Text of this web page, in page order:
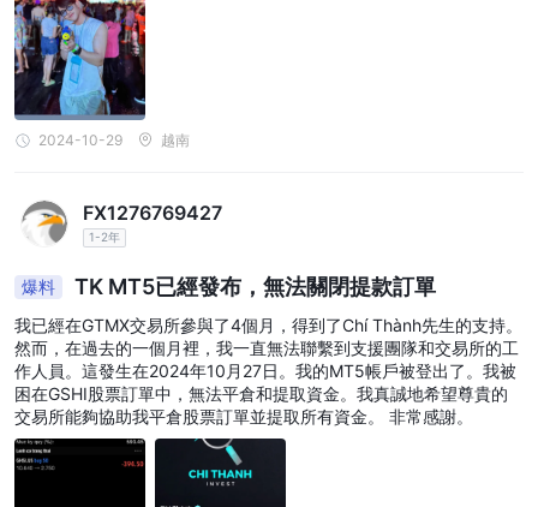
GTMX是否受到監管？
否，GTMX未受監管，這意味著它在已建立的金融保障範圍之外運
作。
GTMX的存款和提款方式是什麼？
目前，GTMX只使用加密錢包進行存款和提款。
GTMX使用MetaTrader 5平台，可在桌面、個人電腦和移動設備上
使用。
風險警告
在線交易存在固有風險，包括可能損失您的全部投資。
2024-10-29 越南
FX1276769427
1-2年
爆料 TK MT5已經發布，無法關閉提款訂單
我已經在GTMX交易所參與了4個月，得到了Chí Thành先生的支持。
然而，在過去的一個月裡，我一直無法聯繫到支援團隊和交易所的工
作人員。這發生在2024年10月27日。我的MT5帳戶被登出了。我被
困在GSHI股票訂單中，無法平倉和提取資金。我真誠地希望尊貴的
交易所能夠協助我平倉股票訂單並提取所有資金。 非常感謝。